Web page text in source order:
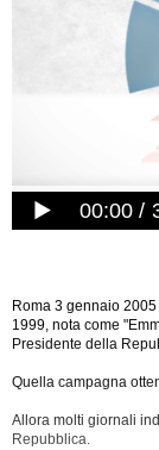
00:00
Roma 3 gennaio
1999, nota come
Presidente della
Quella campagna
Allora molti giornali
Repubblica.